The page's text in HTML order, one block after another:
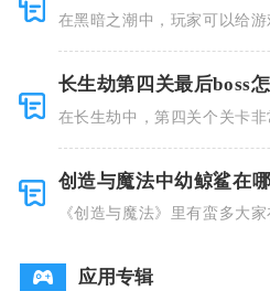
在黑暗之潮中，玩家可以给游
长生劫第四关最后boss
在长生劫中，第四关个关卡非
创造与魔法中幼鲸鲨在
《创造与魔法》里有蛮多大
应用专辑